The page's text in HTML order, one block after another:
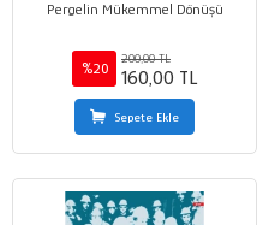
Pergelin Mükemmel Dönüşü
%20
200,00 TL
160,00 TL
Sepete Ekle